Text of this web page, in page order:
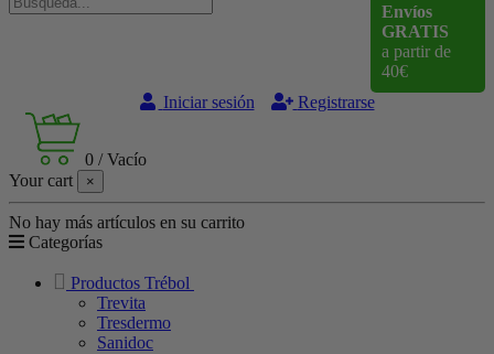
Envíos
GRATIS
a partir de
40€
Iniciar sesión
Registrarse
0 /Vacío
Your cart
×
No hay más artículos en su carrito
Categorías
Productos Trébol
Trevita
Tresdermo
Sanidoc